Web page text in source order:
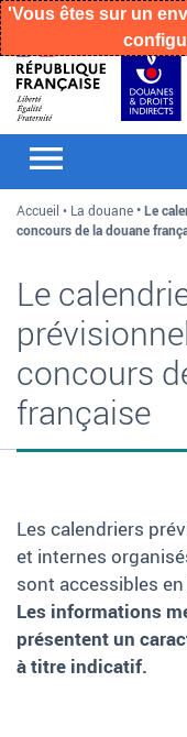
Aller
au
contenu
Aller
recherche
Aller
au
menu
'Vous êtes sur un
Accueil La douane
Le
concours de la douane
Le
concours
française
Les calendriers
et internes
sont accessibles
Les informations
présentent un
à titre indicatif.